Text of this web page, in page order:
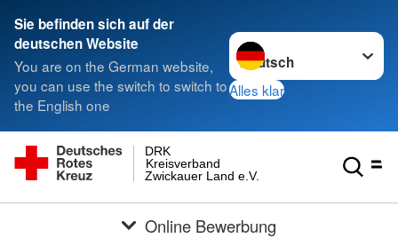
Sie befinden sich auf der
deutschen Website
You are on the German website,
you can use the switch to switch to
the English one
Sprache wechseln zu
Alles klar
Zwickauer Land e.V.
Kreisverband
DRK
Online Bewerbung